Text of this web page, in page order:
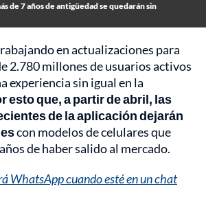
de 7 años de antigüedad se quedarán sin
en actualizaciones para
2.780 millones de usuarios activos
experiencia sin igual en la
esto que, a partir de abril, las
de la aplicación dejarán
con modelos de celulares que
de haber salido al mercado.
WhatsApp cuando esté en un chat